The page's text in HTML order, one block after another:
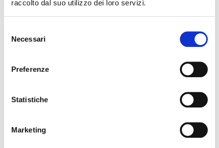
raccolto dal suo utilizzo dei loro servizi.
delNecessari
Preferenze
Statistiche
Marketing